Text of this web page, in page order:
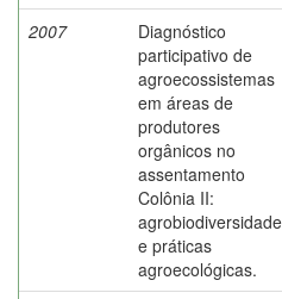
2007
Diagnóstico
participativo de
agroecossistemas
em áreas de
produtores
orgânicos no
assentamento
Colônia II:
agrobiodiversidade
e práticas
agroecológicas.